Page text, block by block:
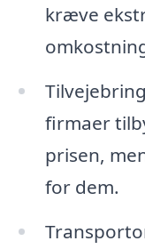
kræve
firmaer
prisen,
for dem.